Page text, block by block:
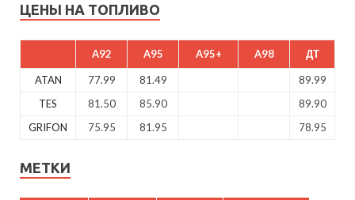
ЦЕНЫ НА ТОПЛИВО
A92 A95 A95+ A98 ДТ
ATAN 77.99 81.49
89.99
TES
81.50 85.90
89.90
GRIFON
75.95 81.95 78.95
МЕТКИ